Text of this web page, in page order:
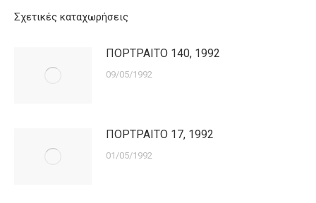
Σχετικές καταχωρήσεις
ΠΟΡΤΡΑΙΤΟ 140, 1992
09/05/1992
ΠΟΡΤΡΑΙΤΟ 17, 1992
01/05/1992